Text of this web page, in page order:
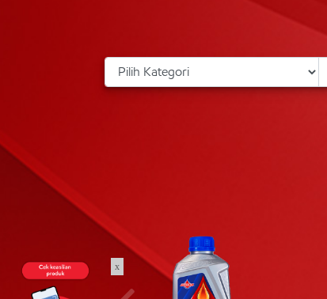
x